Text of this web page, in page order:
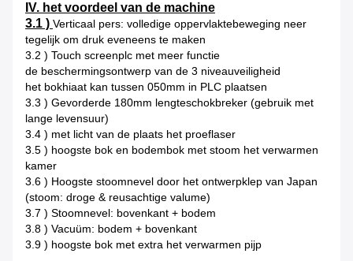
IV. het voordeel van de machine
3.1 ) Verticaal pers: volledige oppervlaktebeweging neer
tegelijk om druk eveneens te maken
3.2 ) Touch screenplc met meer functie
de beschermingsontwerp van de 3 niveauveiligheid
het bokhiaat kan tussen 050mm in PLC plaatsen
3.3 ) Gevorderde 180mm lengteschokbreker (gebruik met
lange levensuur)
3.4 ) met licht van de plaats het proeflaser
3.5 ) hoogste bok en bodembok met stoom het verwarmen
kamer
3.6 ) Hoogste stoomnevel door het ontwerpklep van Japan
(stoom: droge & reusachtige valume)
3.7 ) Stoomnevel: bovenkant + bodem
3.8 ) Vacuüm: bodem + bovenkant
3.9 ) hoogste bok met extra het verwarmen pijp